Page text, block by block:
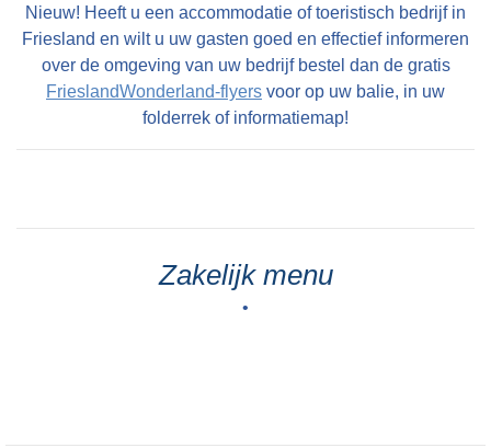
Nieuw! Heeft u een accommodatie of toeristisch bedrijf in
Friesland en wilt u uw gasten goed en effectief informeren
over de omgeving van uw bedrijf bestel dan de gratis
FrieslandWonderland-flyers voor op uw balie, in uw
folderrek of informatiemap!
Zakelijk menu
•